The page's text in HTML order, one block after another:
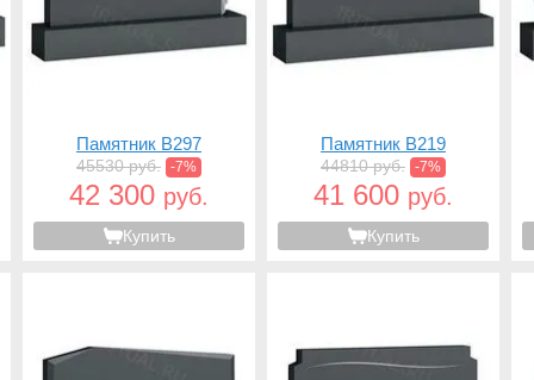
Памятник B297
45530 руб. -7%
42 300 руб.
Купить
Памятник B219
44810 руб. -7%
41 600 руб.
Купить